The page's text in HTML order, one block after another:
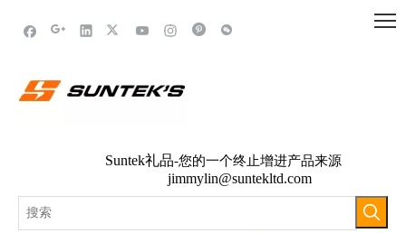
Suntek礼品-您的一个终止增进产品来源
jimmylin@suntekltd.com